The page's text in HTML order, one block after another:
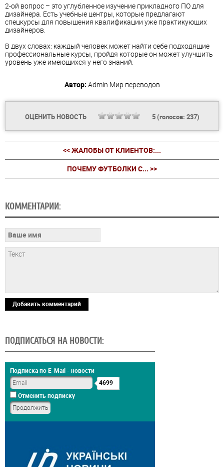
2-ой вопрос – это углубленное изучение прикладного ПО для
дизайнера. Есть учебные центры, которые предлагают
спецкурсы для повышения квалификации уже практикующих
дизайнеров.
В двух словах: каждый человек может найти себе подходящие
профессиональные курсы, пройдя которые он может улучшить
уровень уже имеющихся у него знаний.
Автор: Admin Мир переводов
ОЦЕНИТЬ НОВОСТЬ 5(голосов: 237)
<< ЖАЛОБЫ ОТ КЛИЕНТОВ:...
ПОЧЕМУ ФУТБОЛКИ С... >>
КОММЕНТАРИИ:
Добавить комментарий
ПОДПИСАТЬСЯ НА НОВОСТИ:
Подписка по E-Mail - новости
4699
Отменить подписку